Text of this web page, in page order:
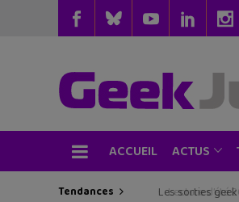
ACCUEIL ACTUS
Tendances Les sorties geek